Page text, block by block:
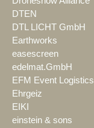
DTEN
DTL LICHT GmbH
Earthworks
easescreen
edelmat.GmbH
EFM Event Logistics
Ehrgeiz
EIKI
einstein & sons